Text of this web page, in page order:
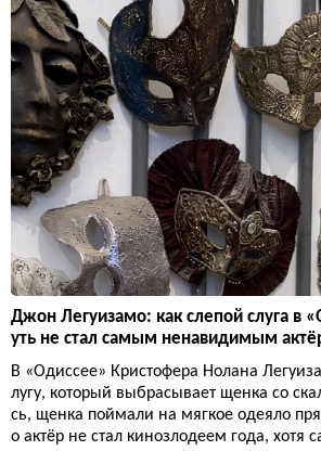
Джон Легуизамо: как слепой слуга в
уть не стал самым ненавидимым
В «Одиссее» Кристофера Нолана
лугу, который выбрасывает щенка со
сь, щенка поймали на мягкое одеяло
о актёр не стал кинозлодеем года, хотя